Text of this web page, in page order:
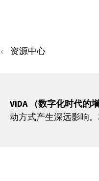
资源中心
ViDA （数字化时代的增
动方式产生深远影响